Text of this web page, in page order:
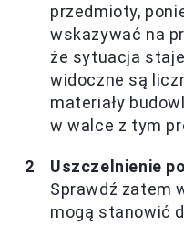
przedmioty,
wskazywać na
że sytuacja
widoczne są
materiały
w walce z tym
Uszczelnienie
Sprawdź zatem
mogą stanowić